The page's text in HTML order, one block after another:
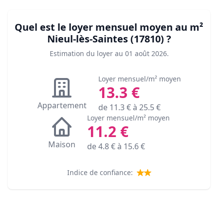
Quel est le loyer mensuel moyen au m²
Nieul-lès-Saintes (17810) ?
Estimation du loyer au 01 août 2026.
Appartement
Loyer mensuel/m² moyen
13.3 €
de 11.3€ à 25.5€
Maison
Loyer mensuel/m² moyen
11.2 €
de4.8€ à 15.6€
Indice de confiance: